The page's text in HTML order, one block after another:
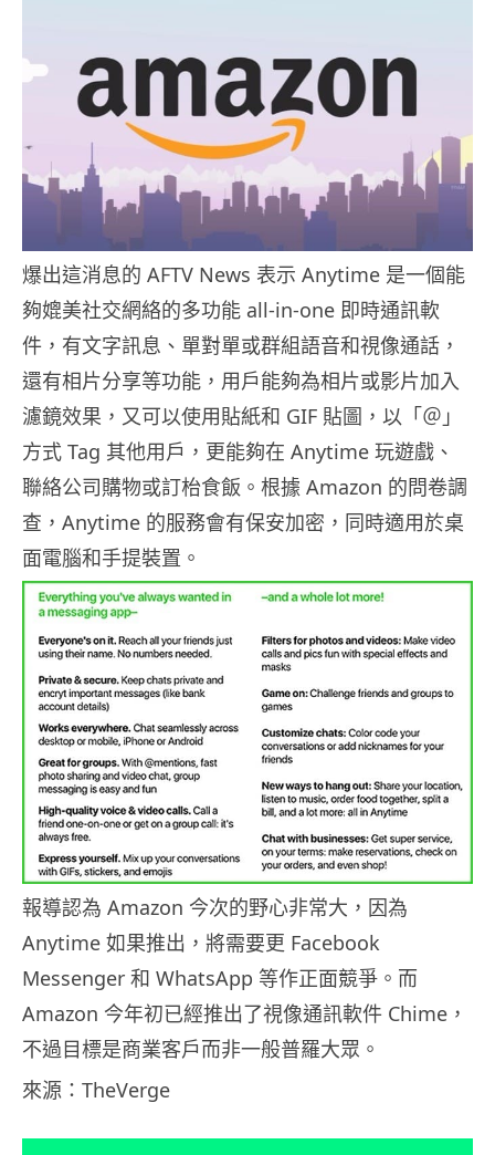
爆出這消息的 AFTV News 表示 Anytime 是一個能
夠媲美社交網絡的多功能 all-in-one 即時通訊軟
件，有文字訊息、單對單或群組語音和視像通話，
還有相片分享等功能，用戶能夠為相片或影片加入
濾鏡效果，又可以使用貼紙和 GIF 貼圖，以「＠」
方式 Tag 其他用戶，更能夠在 Anytime 玩遊戲、
聯絡公司購物或訂枱食飯。根據 Amazon 的問卷調
查，Anytime 的服務會有保安加密，同時適用於桌
面電腦和手提裝置。
報導認為 Amazon 今次的野心非常大，因為
Anytime 如果推出，將需要更 Facebook
Messenger 和 WhatsApp 等作正面競爭。而
Amazon 今年初已經推出了視像通訊軟件 Chime，
不過目標是商業客戶而非一般普羅大眾。
來源：TheVerge